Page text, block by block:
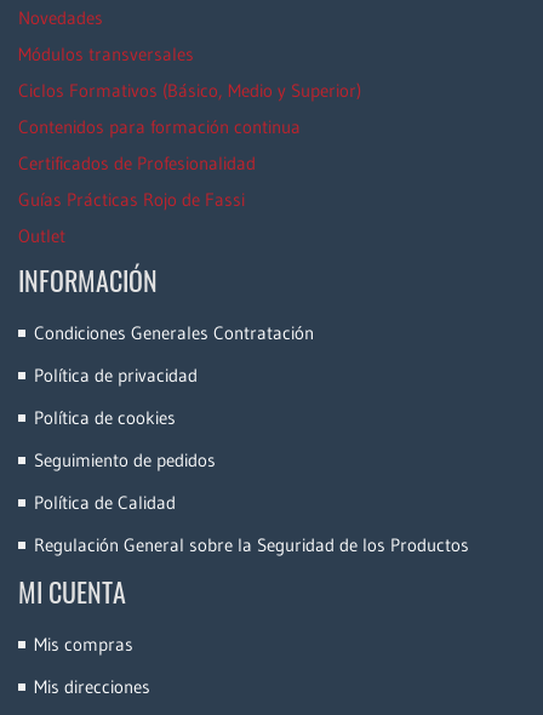
Novedades
Módulos transversales
Ciclos Formativos (Básico, Medio y Superior)
Contenidos para formación continua
Certificados de Profesionalidad
Guías Prácticas Rojo de Fassi
Outlet
INFORMACIÓN
Condiciones Generales Contratación
Política de privacidad
Política de cookies
Seguimiento de pedidos
Política de Calidad
Regulación General sobre la Seguridad de los Productos
MI CUENTA
Mis compras
Mis direcciones